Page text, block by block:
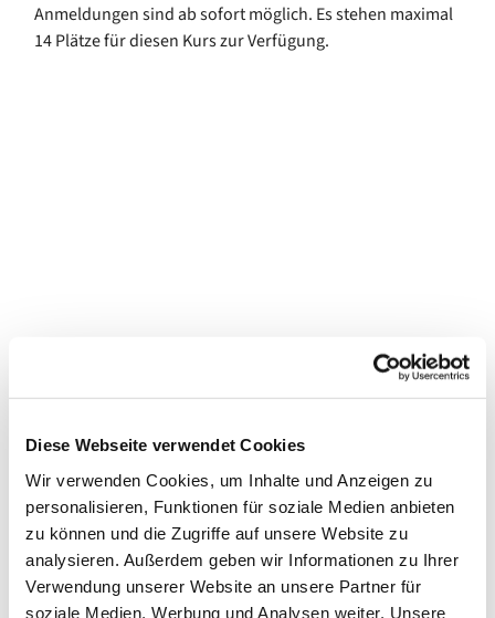
Diese Webseite verwendet Cookies
Wir verwenden Cookies, um Inhalte und Anzeigen zu
personalisieren, Funktionen für soziale Medien anbieten
zu können und die Zugriffe auf unsere Website zu
analysieren. Außerdem geben wir Informationen zu Ihrer
Verwendung unserer Website an unsere Partner für
soziale Medien, Werbung und Analysen weiter. Unsere
Anmeldungen sind ab sofort möglich. Es stehen maximal
14 Plätze für diesen Kurs zur Verfügung.